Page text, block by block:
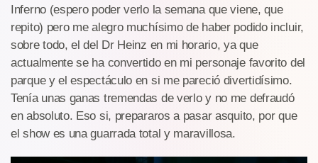
Inferno (espero poder verlo la semana que viene, que
repito) pero me alegro muchísimo de haber podido incluir,
sobre todo, el del Dr Heinz en mi horario, ya que
actualmente se ha convertido en mi personaje favorito del
parque y el espectáculo en si me pareció divertidísimo.
Tenía unas ganas tremendas de verlo y no me defraudó
en absoluto. Eso si, prepararos a pasar asquito, por que
el show es una guarrada total y maravillosa.